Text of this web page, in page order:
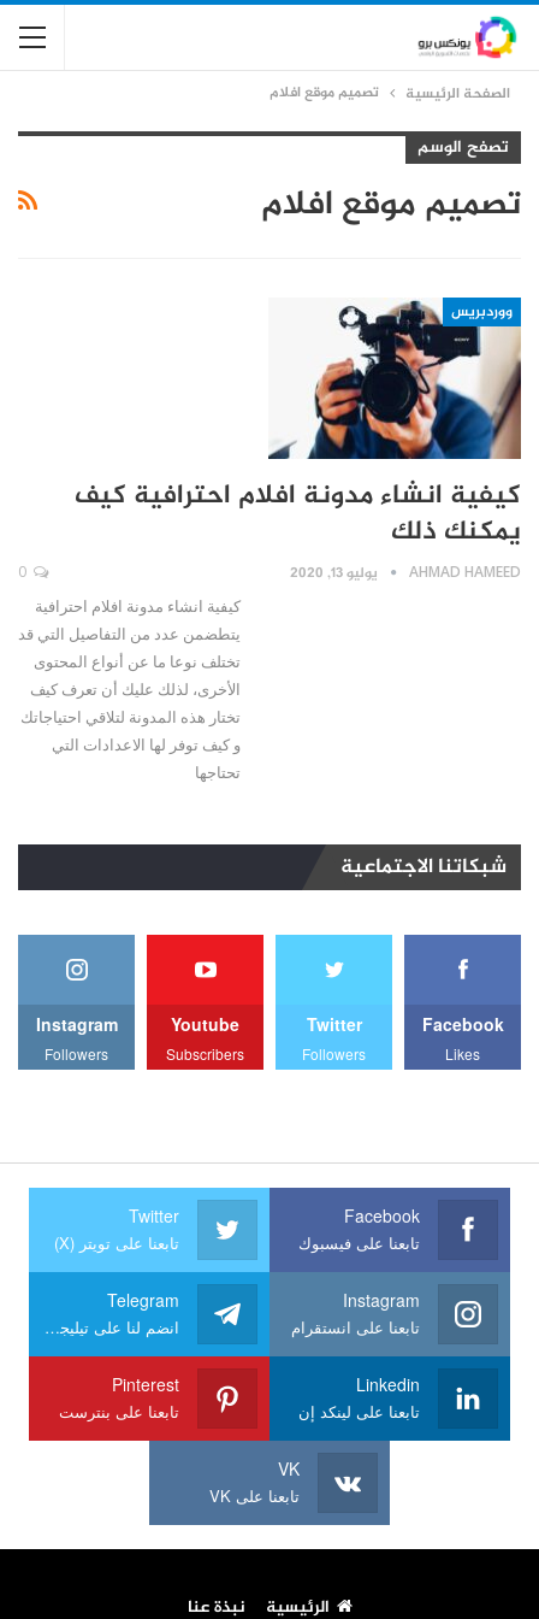
الصفحة الرئيسية تصميم موقع افلام
تصفح الوسم
تصميم موقع افلام
ووردبريس
كيفية انشاء مدونة افلام احترافية كيف
يمكنك ذلك
AHMAD HAMEED يوليو 13, 2020
كيفية انشاء مدونة افلام احترافية
يتطضمن عدد من التفاصيل التي قد
تختلف نوعا ما عن أنواع المحتوى
الأخرى، لذلك عليك أن تعرف كيف
تختار هذه المدونة لتلاقي احتياجاتك
و كيف توفر لها الاعدادات التي
تحتاجها
شبكاتنا الاجتماعية
Facebook
Likes
Twitter
Followers
Youtube
Subscribers
Instagram
Followers
Facebook
تابعنا على فيسبوك
Twitter
تابعنا على تويتر (X)
Instagram
تابعنا على انستقرام
Telegram
انضم لنا على تيليجرام
Linkedin
تابعنا على لينكد إن
Pinterest
تابعنا على بنترست
VK
تابعنا على VK
الرئيسية نبذة عنا